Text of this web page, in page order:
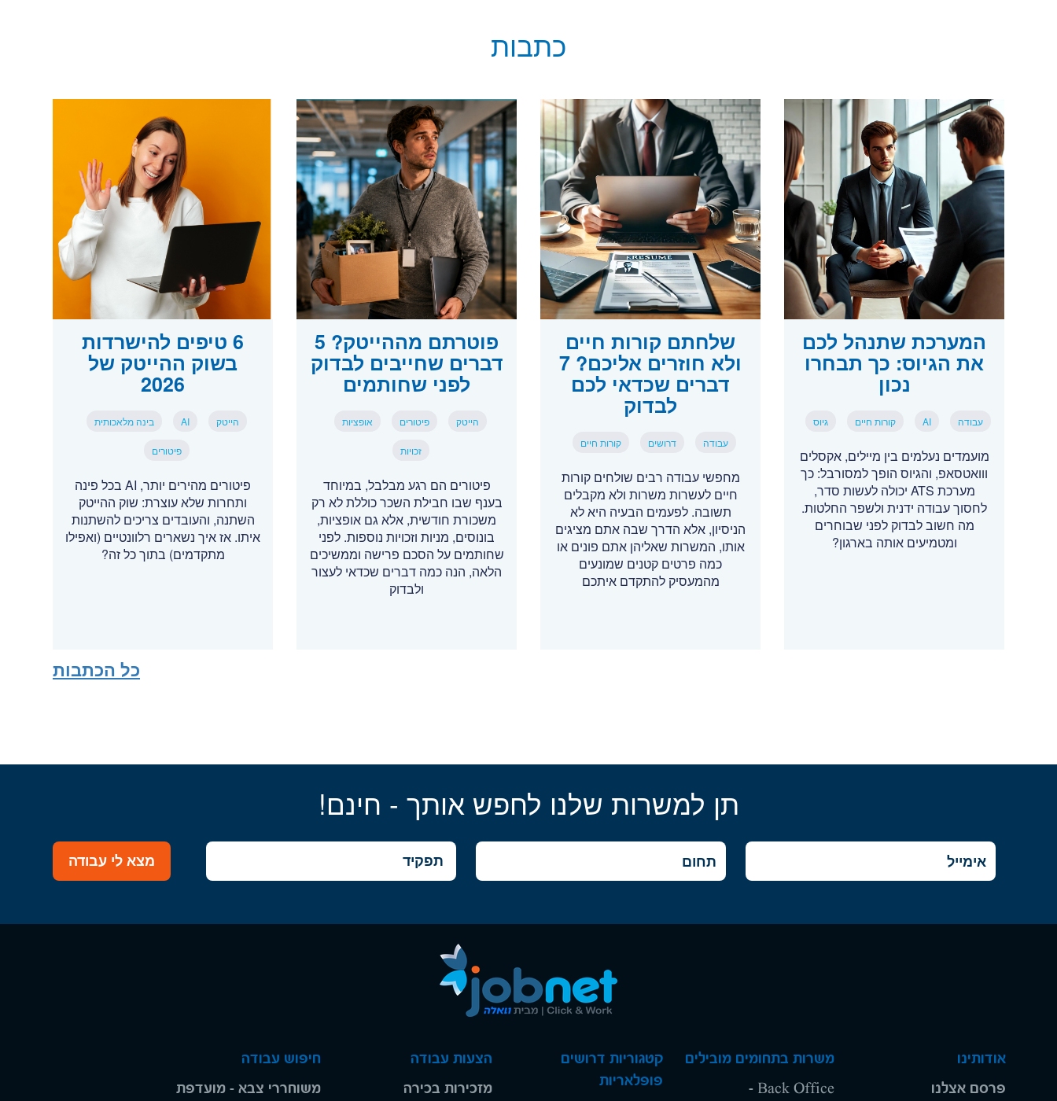
כתבות
המערכת שתנהל לכם
את הגיוס: כך תבחרו
נכון
עבודה AI קורות חיים גיוס
מועמדים נעלמים בין מיילים, אקסלים
ווואטסאפ, והגיוס הופך למסורבל: כך
מערכת ATS יכולה לעשות סדר,
לחסוך עבודה ידנית ולשפר החלטות.
מה חשוב לבדוק לפני שבוחרים
ומטמיעים אותה בארגון?
שלחתם קורות חיים
ולא חוזרים אליכם? 7
דברים שכדאי לכם
לבדוק
עבודה דרושים קורות חיים
מחפשי עבודה רבים שולחים קורות
חיים לעשרות משרות ולא מקבלים
תשובה. לפעמים הבעיה היא לא
הניסיון, אלא הדרך שבה אתם מציגים
אותו, המשרות שאליהן אתם פונים או
כמה פרטים קטנים שמונעים
מהמעסיק להתקדם איתכם
פוטרתם מההייטק? 5
דברים שחייבים לבדוק
לפני שחותמים
הייטק פיטורים אופציות
זכויות
פיטורים הם רגע מבלבל, במיוחד
בענף שבו חבילת השכר כוללת לא רק
משכורת חודשית, אלא גם אופציות,
בונוסים, מניות וזכויות נוספות. לפני
שחותמים על הסכם פרישה וממשיכים
הלאה, הנה כמה דברים שכדאי לעצור
ולבדוק
6 טיפים להישרדות
בשוק ההייטק של
2026
הייטק AI בינה מלאכותית
פיטורים
פיטורים מהירים יותר, AI בכל פינה
ותחרות שלא עוצרת: שוק ההייטק
השתנה, והעובדים צריכים להשתנות
איתו. אז איך נשארים רלוונטיים (ואפילו
מתקדמים) בתוך כל זה?
כל הכתבות
תן למשרות שלנו לחפש אותך - חינם!
מצא לי עבודה
אודותינו
פרסם אצלנו
משרות בתחומים מובילים
Back Office -
קטגוריות דרושים
פופלאריות
הצעות עבודה
מזכירות בכירה
חיפוש עבודה
משוחררי צבא - מועדפת